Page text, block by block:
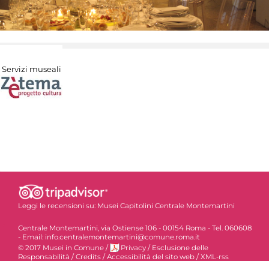
Servizi museali
Leggi le recensioni su: Musei Capitolini Centrale Montemartini
Centrale Montemartini, via Ostiense 106 - 00154 Roma - Tel. 060608
- Email: info.centralemontemartini@comune.roma.it
© 2017 Musei in Comune / Privacy / Esclusione delle
Responsabilità / Credits / Accessibilità del sito web / XML-rss